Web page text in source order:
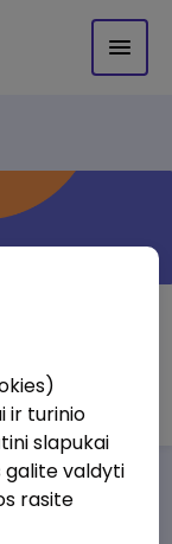
ir turinio
slapukai
galite valdyti
rasite